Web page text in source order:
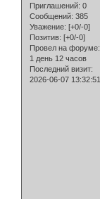
Приглашений: 0
Сообщений: 385
Уважение: [+0/-0]
Позитив: [+0/-0]
Провел на форуме:
1 день 12 часов
Последний визит:
2026-06-07 13:32:51